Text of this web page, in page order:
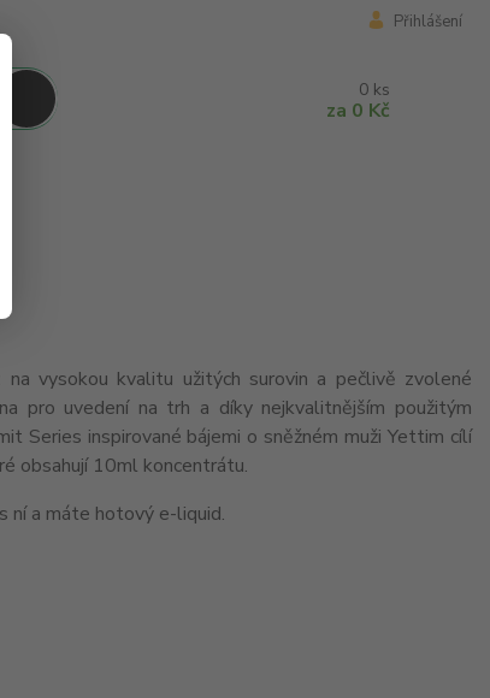
Přihlášení
0 ks
za 0 Kč
vysokou kvalitu užitých surovin a pečlivě zvolené
pro uvedení na trh a díky nejkvalitnějším použitým
Series inspirované bájemi o sněžném muži Yettim cílí
obsahují 10ml koncentrátu.
ní a máte hotový e-liquid.